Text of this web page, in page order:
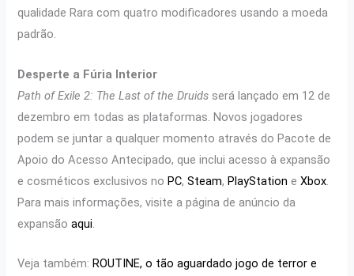
qualidade Rara com quatro modificadores usando a moeda
padrão.
Desperte a Fúria Interior
Path of Exile 2: The Last of the Druids será lançado em 12 de
dezembro em todas as plataformas. Novos jogadores
podem se juntar a qualquer momento através do Pacote de
Apoio do Acesso Antecipado, que inclui acesso à expansão
e cosméticos exclusivos noPC,Steam,PlayStation eXbox.
Para mais informações, visite a página de anúncio da
expansãoaqui.
Veja também:ROUTINE, o tão aguardado jogo de terror e